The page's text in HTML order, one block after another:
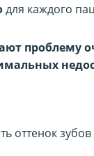
для каждого
проблему
оттенок